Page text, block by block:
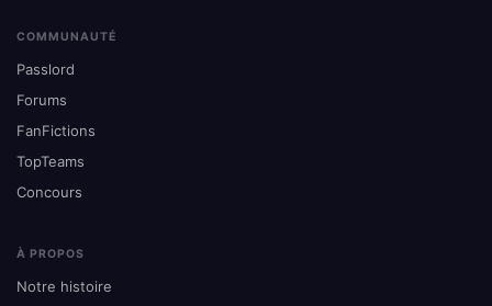
COMMUNAUTÉ
Passlord
Forums
FanFictions
TopTeams
Concours
À PROPOS
Notre histoire